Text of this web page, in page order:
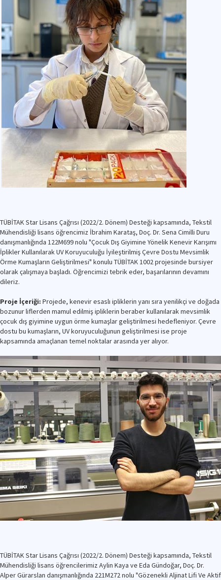
TÜBİTAK Star Lisans Çağrısı (2022/2. Dönem) Desteği kapsamında, Tekstil
Mühendisliği lisans öğrencimiz İbrahim Karataş, Doç. Dr. Sena Cimilli Duru
danışmanlığında 122M699 nolu "Çocuk Dış Giyimine Yönelik Kenevir Karışımı
İplikler Kullanılarak UV Koruyuculuğu İyileştirilmiş Çevre Dostu Mevsimlik
Örme Kumaşların Geliştirilmesi" konulu TÜBİTAK 1002 projesinde bursiyer
olarak çalışmaya başladı. Öğrencimizi tebrik eder, başarılarının devamını
dileriz.
Proje İçeriği: Projede, kenevir esaslı ipliklerin yanı sıra yenilikçi ve doğada
bozunur liflerden mamul edilmiş ipliklerin beraber kullanılarak mevsimlik
çocuk dış giyimine uygun örme kumaşlar geliştirilmesi hedefleniyor. Çevre
dostu bu kumaşların, UV koruyuculuğunun geliştirilmesi ise proje
kapsamında amaçlanan temel noktalar arasında yer alıyor.
TÜBİTAK Star Lisans Çağrısı (2022/2. Dönem) Desteği kapsamında, Tekstil
Mühendisliği lisans öğrencilerimiz Aylin Kaya ve Eda Gündoğar, Doç. Dr.
Alper Gürarslan danışmanlığında 221M272 nolu "Gözenekli Aljinat Lifi Ve Aktif